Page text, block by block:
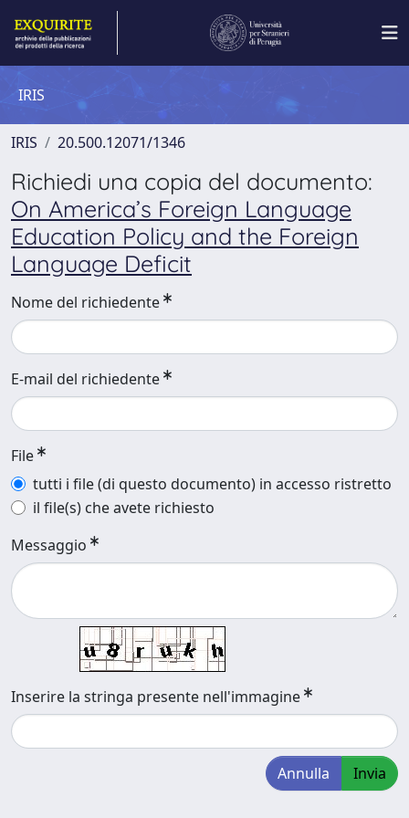
IRIS
IRIS 20.500.12071/1346
Richiedi una copia del documento:
On America’s Foreign Language
Education Policy and the Foreign
Language Deficit
Nome del richiedente
E-mail del richiedente
File
tutti i file (di questo documento) in accesso ristretto
il file(s) che avete richiesto
Messaggio
Inserire la stringa presente nell'immagine
Annulla Invia